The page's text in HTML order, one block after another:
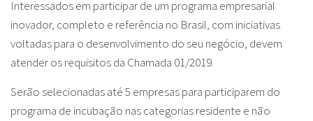
Interessados em participar de um programa empresarial
inovador, completo e referência no Brasil, com iniciativas
voltadas para o desenvolvimento do seu negócio, devem
atender os requisitos da Chamada 01/2019.
Serão selecionadas até 5 empresas para participarem do
programa de incubação nas categorias residente e não